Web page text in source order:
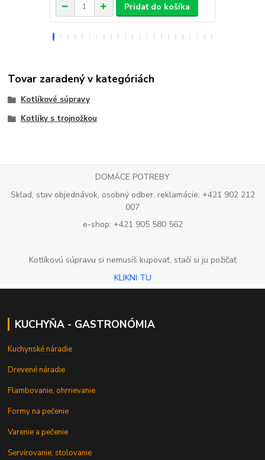
Pridať do košíka
Tovar zaradený v kategóriách
Kotlíkové súpravy
Kotlíky s trojnožkou
DOMÁCE POTREBY
Sklad, stav objednávok, osobný odber, reklamácie: +421 902 212
007
e-shop: +421 905 580 562
Kotlíkovú súpravu si nemusíš kupovať, stačí si ju požičať
KLIKNI TU
KUCHYŇA - GASTRONÓMIA
Kuchynské náradie
Drevené náradie
Flambovanie, ohrrievanie
Formy na pečenie
Varenie a pečenie
Servírovanie, stolovanie